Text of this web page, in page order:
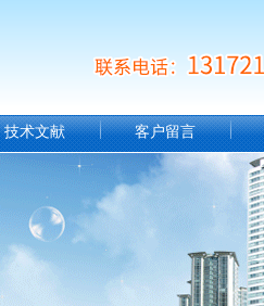
技术文献 客户留言